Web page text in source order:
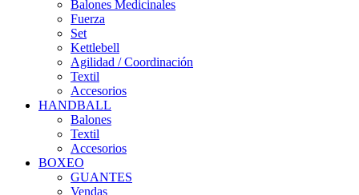
Balones Medicinales
Fuerza
Set
Kettlebell
Agilidad / Coordinación
Textil
Accesorios
HANDBALL
Balones
Textil
Accesorios
BOXEO
GUANTES
Vendas